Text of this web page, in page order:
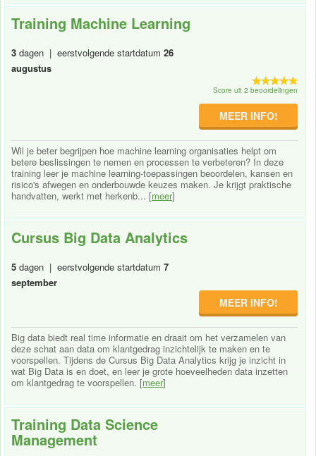
Training Machine Learning
3 dagen | eerstvolgende startdatum 26
augustus
Score uit 2 beoordelingen
MEER INFO!
Wil je beter begrijpen hoe machine learning organisaties helpt om
betere beslissingen te nemen en processen te verbeteren? In deze
training leer je machine learning-toepassingen beoordelen, kansen en
risico's afwegen en onderbouwde keuzes maken. Je krijgt praktische
handvatten, werkt met herkenb... [meer]
Cursus Big Data Analytics
5 dagen | eerstvolgende startdatum 7
september
MEER INFO!
Big data biedt real time informatie en draait om het verzamelen van
deze schat aan data om klantgedrag inzichtelijk te maken en te
voorspellen. Tijdens de Cursus Big Data Analytics krijg je inzicht in
wat Big Data is en doet, en leer je grote hoeveelheden data inzetten
om klantgedrag te voorspellen. [meer]
Training Data Science
Management